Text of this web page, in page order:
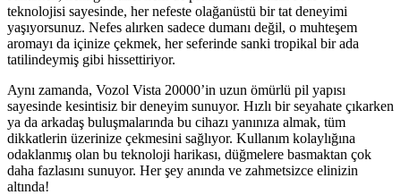
teknolojisi sayesinde, her nefeste olağanüstü bir tat deneyimi
yaşıyorsunuz. Nefes alırken sadece dumanı değil, o muhteşem
aromayı da içinize çekmek, her seferinde sanki tropikal bir ada
tatilindeymiş gibi hissettiriyor.
Aynı zamanda, Vozol Vista 20000’in uzun ömürlü pil yapısı
sayesinde kesintisiz bir deneyim sunuyor. Hızlı bir seyahate çıkarken
ya da arkadaş buluşmalarında bu cihazı yanınıza almak, tüm
dikkatlerin üzerinize çekmesini sağlıyor. Kullanım kolaylığına
odaklanmış olan bu teknoloji harikası, düğmelere basmaktan çok
daha fazlasını sunuyor. Her şey anında ve zahmetsizce elinizin
altında!